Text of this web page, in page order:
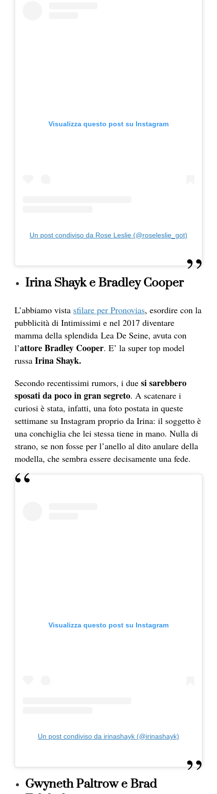
Visualizza questo post su Instagram
Un post condiviso da Rose Leslie (@roseleslie_got)
Irina Shayk e Bradley Cooper
L’abbiamo vista sfilare per Pronovias, esordire con la
pubblicità di Intimissimi e nel 2017 diventare
mamma della splendida Lea De Seine, avuta con
l’attore Bradley Cooper. E’ la super top model
russa Irina Shayk.
Secondo recentissimi rumors, i due si sarebbero
sposati da poco in gran segreto. A scatenare i
curiosi è stata, infatti, una foto postata in queste
settimane su Instagram proprio da Irina: il soggetto è
una conchiglia che lei stessa tiene in mano. Nulla di
strano, se non fosse per l’anello al dito anulare della
modella, che sembra essere decisamente una fede.
Visualizza questo post su Instagram
Un post condiviso da irinashayk (@irinashayk)
Gwyneth Paltrow e Brad